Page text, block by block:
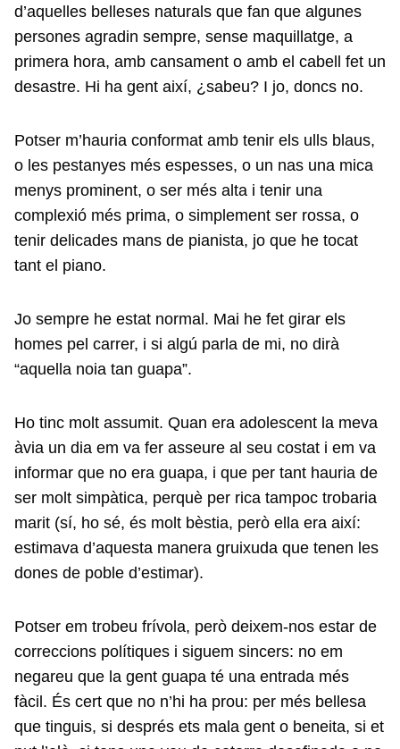
d’aquelles belleses naturals que fan que algunes
persones agradin sempre, sense maquillatge, a
primera hora, amb cansament o amb el cabell fet un
desastre. Hi ha gent així, ¿sabeu? I jo, doncs no.
Potser m’hauria conformat amb tenir els ulls blaus,
o les pestanyes més espesses, o un nas una mica
menys prominent, o ser més alta i tenir una
complexió més prima, o simplement ser rossa, o
tenir delicades mans de pianista, jo que he tocat
tant el piano.
Jo sempre he estat normal. Mai he fet girar els
homes pel carrer, i si algú parla de mi, no dirà
“aquella noia tan guapa”.
Ho tinc molt assumit. Quan era adolescent la meva
àvia un dia em va fer asseure al seu costat i em va
informar que no era guapa, i que per tant hauria de
ser molt simpàtica, perquè per rica tampoc trobaria
marit (sí, ho sé, és molt bèstia, però ella era així:
estimava d’aquesta manera gruixuda que tenen les
dones de poble d’estimar).
Potser em trobeu frívola, però deixem-nos estar de
correccions polítiques i siguem sincers: no em
negareu que la gent guapa té una entrada més
fàcil. És cert que no n’hi ha prou: per més bellesa
que tinguis, si després ets mala gent o beneita, si et